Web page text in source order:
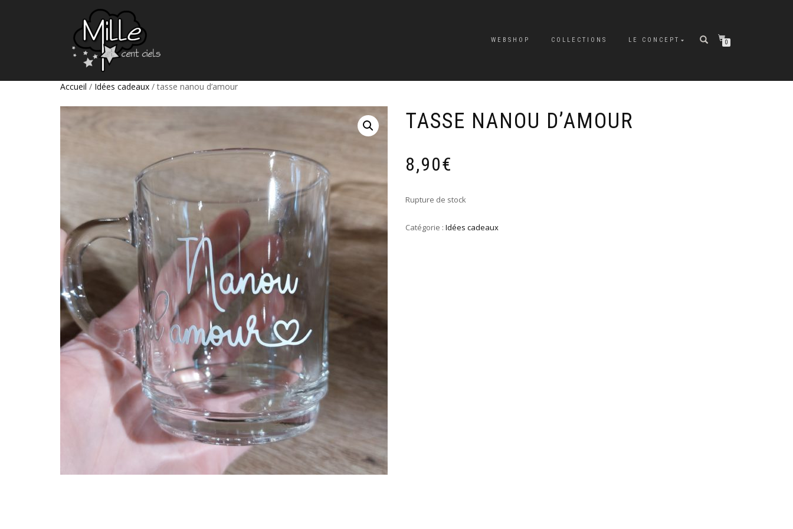
WEBSHOP COLLECTIONS LE CONCEPT 0
Accueil / Idées cadeaux / tasse nanou d’amour
TASSE NANOU D’AMOUR
8,90€
Rupture de stock
Catégorie : Idées cadeaux